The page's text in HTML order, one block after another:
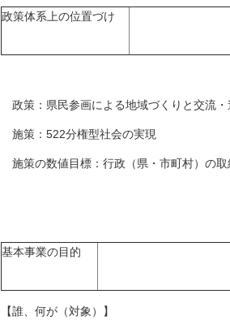
政策体系上の位置づけ
政策：県民参画による地域づくりと交流
施策：522分権型社会の実現
施策の数値目標：行政（県・市町村）の
基本事業の目的
【誰、何が（対象）】